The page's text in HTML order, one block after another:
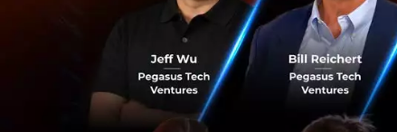
โดยแนะนำให้ร้
เนื่องจากบัญชีจ
โดยสามารถแจ้ง